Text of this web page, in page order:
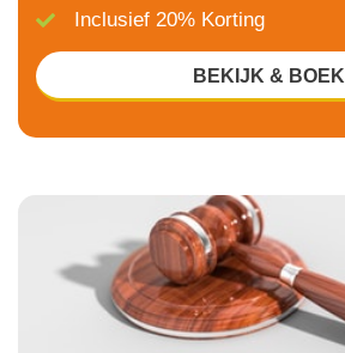
Inclusief 20% Korting
BEKIJK & BOEK